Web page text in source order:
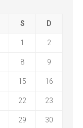
S D
1 2
8 9
15 16
22 23
29 30